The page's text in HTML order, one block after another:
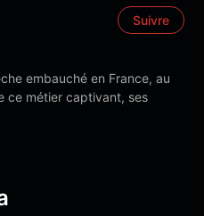
Suivre
embauché en France, au
ce métier captivant, ses